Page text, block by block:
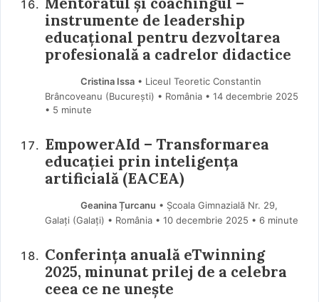
instrumente de leadership
educațional pentru dezvoltarea
profesională a cadrelor didactice
Cristina Issa• Liceul Teoretic Constantin
Brâncoveanu (Bucureşti) • România
14 decembrie 2025
• 5 minute
EmpowerAId – Transformarea
educației prin inteligența
artificială (EACEA)
Geanina Țurcanu • Școala Gimnazială Nr. 29,
Galați (Galaţi) • România
10 decembrie 2025 • 6 minute
Conferința anuală eTwinning
2025, minunat prilej de a celebra
ceea ce ne unește